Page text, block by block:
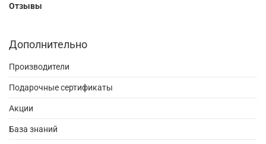
Отзывы
Дополнительно
Производители
Подарочные сертификаты
Акции
База знаний